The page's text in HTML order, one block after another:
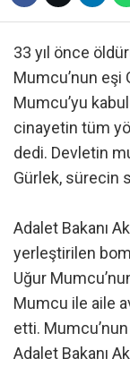
33 yıl önce
Mumcu’nun eşi
Mumcu’yu
cinayetin tüm
dedi. Devletin
Gürlek, sürecin
Adalet Bakanı
yerleştirilen
Uğur
Mumcu ile aile
etti.
Adalet Bakanı